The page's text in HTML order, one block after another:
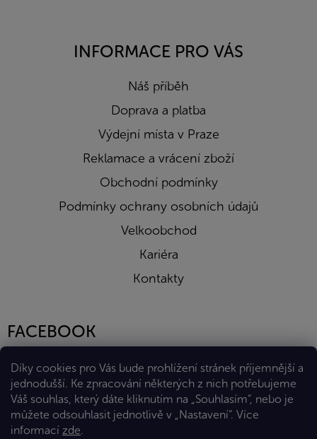
Díky cookies pro Vás bude prohlížení stránek příjemnější a
jednodušší. Ke zpracování některých z nich potřebujeme
Váš souhlas, který dáte kliknutím na „Souhlasím“, nebo je
můžete odsouhlasit jednotlivě v „Nastavení“. Více
informací zde.
INFORMACE PRO VÁS
Náš příběh
Doprava a platba
Výdejní místa v Praze
Reklamace a vrácení zboží
Obchodní podmínky
Podmínky ochrany osobních údajů
Velkoobchod
Kariéra
Kontakty
FACEBOOK